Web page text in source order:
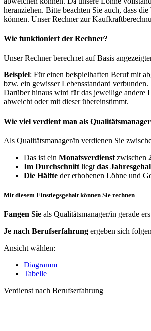
heranziehen. Bitte beachten Sie auch, dass
können. Unser Rechner zur
Wie funktioniert der Rechner?
Unser Rechner berechnet auf Basis
Beispiel: Für einen beispielhaften Beruf mit
bzw. ein gewisser Lebensstandard
Darüber hinaus wird für das jeweilige andere
abweicht oder mit dieser übereinstimmt.
Wie viel verdient man als
Als Qualitätsmanager/in verdienen Sie
Das ist ein Monatsverdienst zwischen
Im Durchschnitt liegt das
Die Hälfte der erhobenen Löhne und
Mit diesem Einstiegsgehalt können Sie rechnen
Fangen Sie als Qualitätsmanager/in gerade
Je nach Berufserfahrung ergeben sich
Ansicht wählen:
Diagramm
Tabelle
Verdienst nach Berufserfahrung